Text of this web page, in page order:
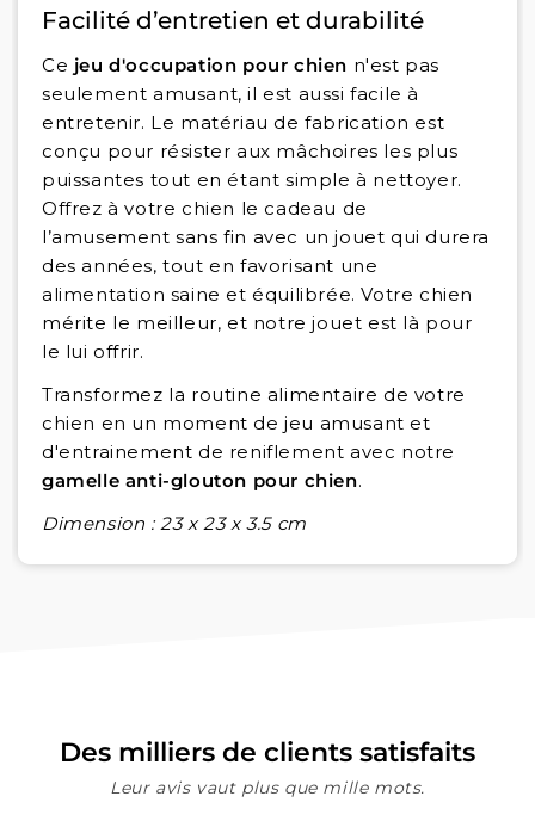
Facilité d’entretien et durabilité
Ce jeu d'occupation pour chien n'est pas
seulement amusant, il est aussi facile à
entretenir. Le matériau de fabrication est
conçu pour résister aux mâchoires les plus
puissantes tout en étant simple à nettoyer.
Offrez à votre chien le cadeau de
l’amusement sans fin avec un jouet qui durera
des années, tout en favorisant une
alimentation saine et équilibrée. Votre chien
mérite le meilleur, et notre jouet est là pour
le lui offrir.
Transformez la routine alimentaire de votre
chien en un moment de jeu amusant et
d'entrainement de reniflement avec notre
gamelle anti-glouton pour chien.
Dimension : 23 x 23 x 3.5 cm
Des milliers de clients satisfaits
Leur avis vaut plus que mille mots.